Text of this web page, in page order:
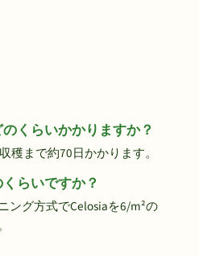
くらいかかりますか？
穫まで約70日かかります。
らいですか？
ング方式でCelosiaを6/m²の